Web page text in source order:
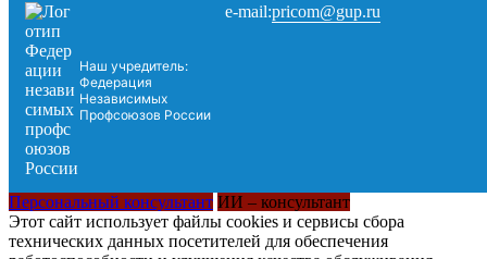
Наш учредитель:
Федерация
Независимых
Профсоюзов России
e-mail:pricom@gup.ru
Персональный консультант ИИ – консультант
Этот сайт использует файлы cookies и сервисы сбора
технических данных посетителей для обеспечения